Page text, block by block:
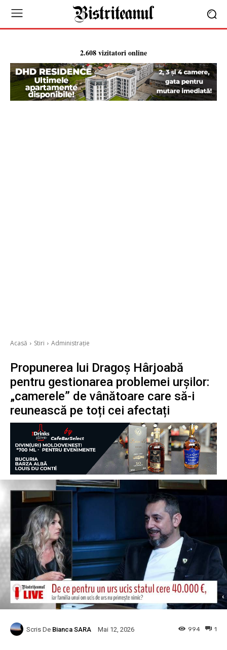
2.608 vizitatori online
Acasă Stiri Administrație
Propunerea lui Dragoș Hârjoabă
pentru gestionarea problemei urșilor:
„camerele” de vânătoare care să-i
reunească pe toți cei afectați
Scris De Bianca SARA Mai 12, 2026 1
994